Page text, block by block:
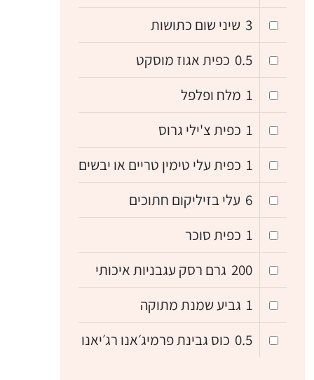
3 שיני שום כתושות
0.5 כפית אגוז מוסקט
1 מלח ופלפל
1 כפית צ'ילי גרוס
1 כפית עלי טימין טריים או יבשים
6 עלי בזיליקום חתוכים
1 כפית סוכר
200 גרם רסק עגבניות איכותי
1 גביע שמנת מתוקה
0.5 כוס גבינת פרמיג׳אנו רג׳יאנו